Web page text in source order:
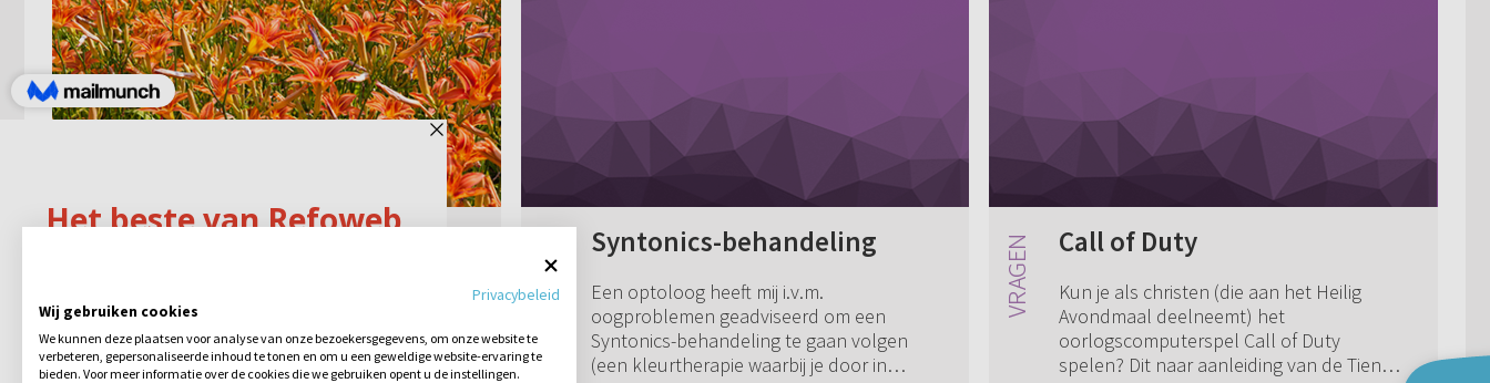
In Lukas 12:22-29 staat dat christenen
zich geen zorgen hoeven te maken.
Spurgeon zegt dat het ons niet aan
Syntonics-behandeling
Een optoloog heeft mij i.v.m.
oogproblemen geadviseerd om een
Syntonics-behandeling te gaan volgen
(een kleurtherapie waarbij je door in
Call of Duty
Kun je als christen (die aan het Heilig
Avondmaal deelneemt) het
oorlogscomputerspel Call of Duty
spelen? Dit naar aanleiding van de Tien
Privacybeleid
Wij gebruiken cookies
We kunnen deze plaatsen voor analyse van onze bezoekersgegevens, om onze website te
verbeteren, gepersonaliseerde inhoud te tonen en om u een geweldige website-ervaring te
bieden. Voor meer informatie over de cookies die we gebruiken opent u de instellingen.